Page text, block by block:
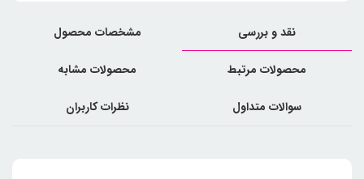
نقد و بررسی مشخصات محصول
محصولات مرتبط محصولات مشابه
سوالات متداول نظرات کاربران